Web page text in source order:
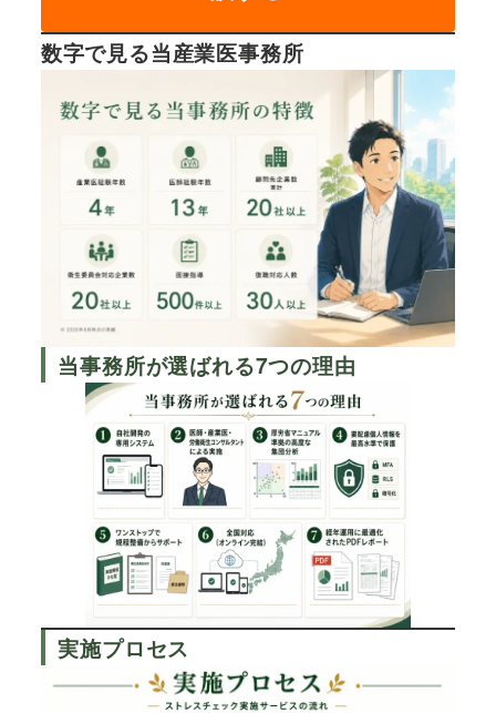
数字で見る当産業医事務所
当事務所が選ばれる7つの理由
実施プロセス